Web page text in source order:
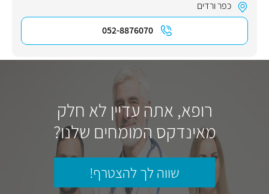
כפר ורדים
052-8876070
רופא, אתה עדיין לא חלק
מאינדקס המומחים שלנו?
שווה לך להצטרף!